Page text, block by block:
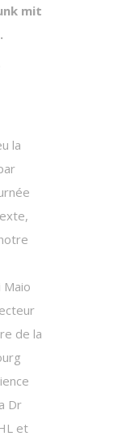
mit
la
Maio
de la
Dr
et